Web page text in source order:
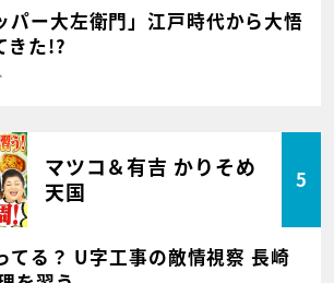
パー大左衛門」江戸時代から大悟
きた!?
マツコ＆有吉 かりそめ
天国
5
てる？ U字工事の敵情視察 長崎